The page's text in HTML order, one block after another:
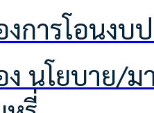
องการโอน